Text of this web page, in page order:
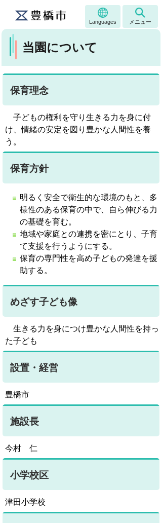
Languages メニュー
当園について
保育理念
子どもの権利を守り生きる力を身に付
け、情緒の安定を図り豊かな人間性を養
う。
保育方針
明るく安全で衛生的な環境のもと、多
様性のある保育の中で、自ら伸びる力
の基礎を育む。
地域や家庭との連携を密にとり、子育
て支援を行うようにする。
保育の専門性を高め子どもの発達を援
助する。
めざす子ども像
生きる力を身につけ豊かな人間性を持っ
た子ども
設置・経営
豊橋市
施設長
今村 仁
小学校区
津田小学校